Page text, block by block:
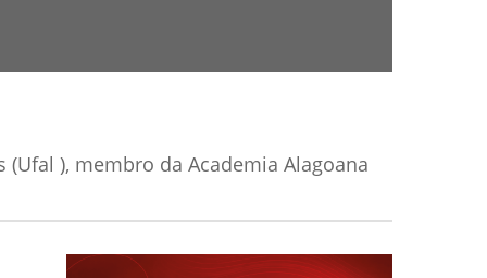
), membro da Academia Alagoana